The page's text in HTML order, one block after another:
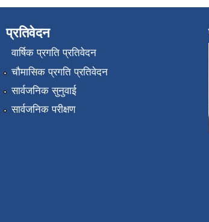
प्रतिवेदन
वार्षिक प्रगति प्रतिवेदन
चौमासिक प्रगति प्रतिवेदन
सार्वजनिक सुनुवाई
सार्वजनिक परीक्षण